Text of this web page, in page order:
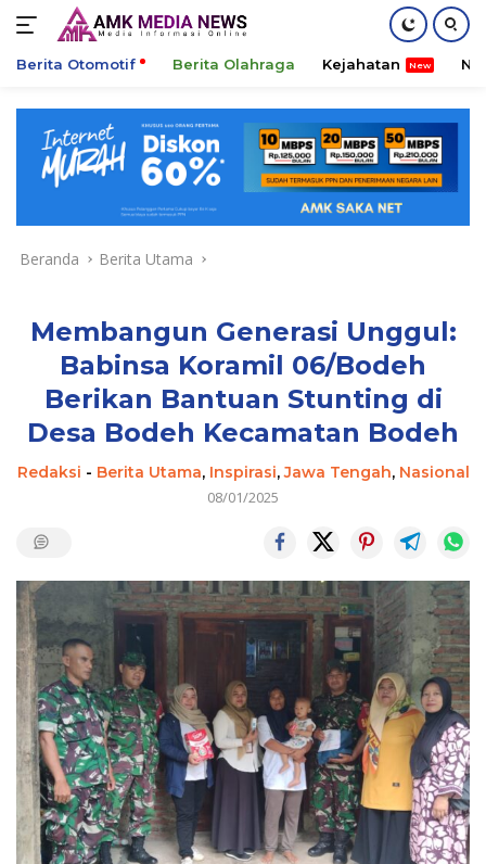
konten
Berita Otomotif Berita Olahraga Kejahatan
Beranda Berita Utama
Membangun Generasi Unggul:
Babinsa Koramil 06/Bodeh
Berikan Bantuan Stunting di
Desa Bodeh Kecamatan Bodeh
Redaksi - Berita Utama, Inspirasi,Jawa Tengah, Nasional
08/01/2025